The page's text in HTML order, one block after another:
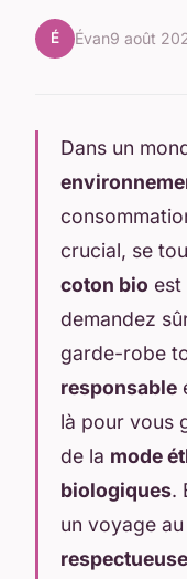
É Évan9 août
Dans un
crucial, se
coton bio est
demandez
garde-robe
responsable
là pour vous
de la mode
biologiques.
un voyage